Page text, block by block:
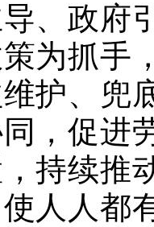
、政府
为抓手
护、兜
，促进
持续推
人人都